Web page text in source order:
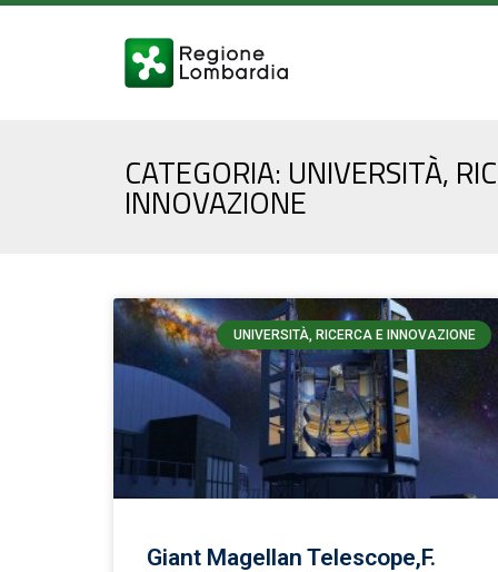
CATEGORIA: UNIVERSITÀ,
INNOVAZIONE
UNIVERSITÀ, RICERCA E INNOVAZIONE
Giant Magellan Telescope,F.